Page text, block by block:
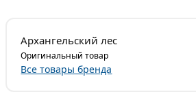
Архангельский лес
Оригинальный товар
Все товары бренда